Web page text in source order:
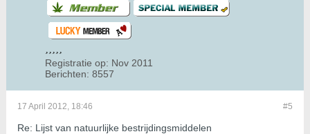
Registratie op: Nov 2011
Berichten: 8557
#5
17 April 2012, 18:46
Re: Lijst van natuurlijke bestrijdingsmiddelen